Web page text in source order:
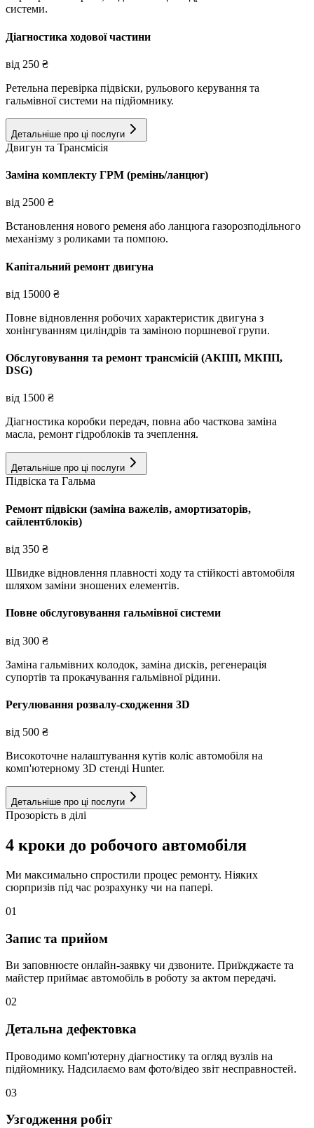
системи.
Діагностика ходової частини
від 250 ₴
Ретельна перевірка підвіски, рульового керування та
гальмівної системи на підйомнику.
Детальніше про ці послуги
Двигун та Трансмісія
Заміна комплекту ГРМ (ремінь/ланцюг)
від 2500 ₴
Встановлення нового ременя або ланцюга газорозподільного
механізму з роликами та помпою.
Капітальний ремонт двигуна
від 15000 ₴
Повне відновлення робочих характеристик двигуна з
хонінгуванням циліндрів та заміною поршневої групи.
Обслуговування та ремонт трансмісій (АКПП, МКПП,
DSG)
від 1500 ₴
Діагностика коробки передач, повна або часткова заміна
масла, ремонт гідроблоків та зчеплення.
Детальніше про ці послуги
Підвіска та Гальма
Ремонт підвіски (заміна важелів, амортизаторів,
сайлентблоків)
від 350 ₴
Швидке відновлення плавності ходу та стійкості автомобіля
шляхом заміни зношених елементів.
Повне обслуговування гальмівної системи
від 300 ₴
Заміна гальмівних колодок, заміна дисків, регенерація
супортів та прокачування гальмівної рідини.
Регулювання розвалу-сходження 3D
від 500 ₴
Високоточне налаштування кутів коліс автомобіля на
комп'ютерному 3D стенді Hunter.
Детальніше про ці послуги
Прозорість в ділі
4 кроки до робочого автомобіля
Ми максимально спростили процес ремонту. Ніяких
сюрпризів під час розрахунку чи на папері.
01
Запис та прийом
Ви заповнюєте онлайн-заявку чи дзвоните. Приїжджаєте та
майстер приймає автомобіль в роботу за актом передачі.
02
Детальна дефектовка
Проводимо комп'ютерну діагностику та огляд вузлів на
підйомнику. Надсилаємо вам фото/відео звіт несправностей.
03
Узгодження робіт